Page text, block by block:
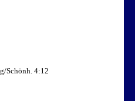
Schönh. 4:12